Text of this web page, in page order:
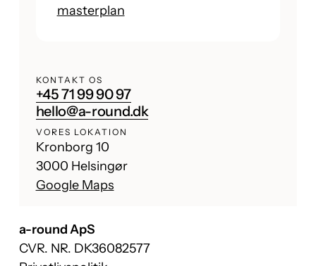
masterplan
KONTAKT OS
+45 71 99 90 97
hello@a-round.dk
VORES LOKATION
Kronborg 10
3000 Helsingør
Google Maps
a-round ApS
CVR. NR. DK36082577